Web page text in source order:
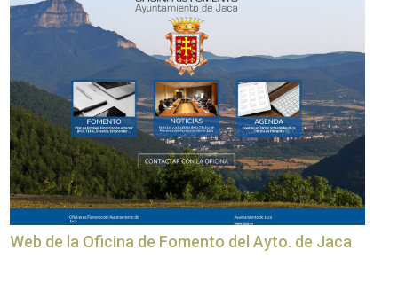
Web de la Oficina de Fomento del Ayto. de Jaca